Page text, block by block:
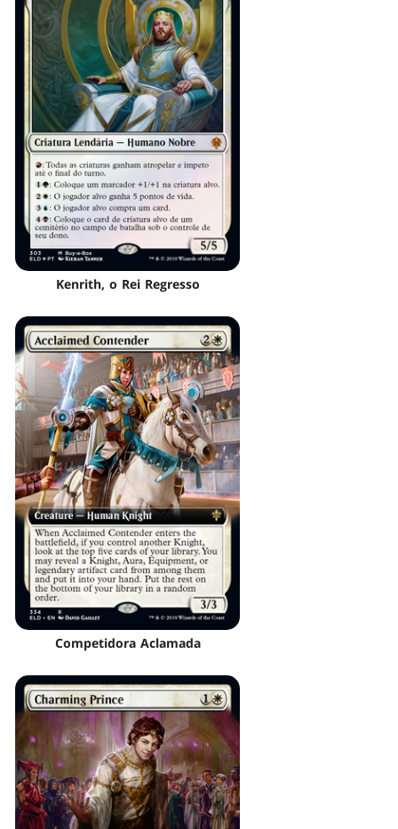
Kenrith, o Rei Regresso
Competidora Aclamada